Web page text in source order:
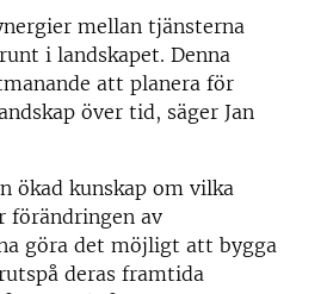
mellan tjänsterna
i landskapet. Denna
att planera för
över tid, säger Jan
ökad kunskap om vilka
förändringen av
göra det möjligt att bygga
deras framtida